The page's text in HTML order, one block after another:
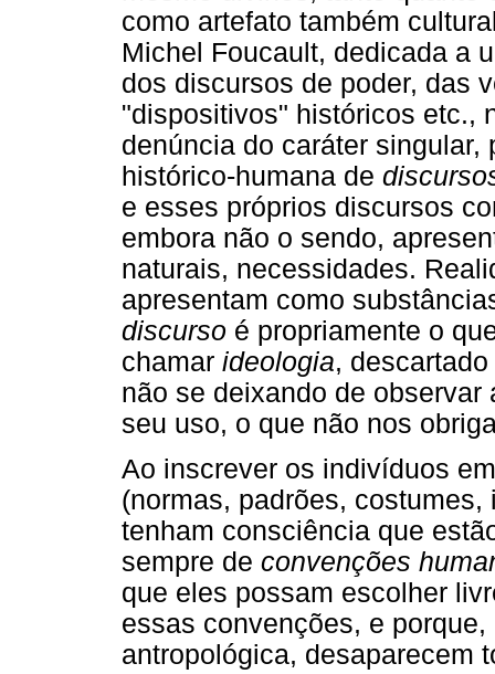
como artefato também
Michel Foucault, dedicada a
dos discursos de poder, das
"dispositivos" históricos etc.,
denúncia do caráter
histórico-humana de
e esses próprios discursos
embora não o sendo,
naturais, necessidades.
apresentam como
discurso é propriamente o
chamar ideologia,
não se deixando de
seu uso, o que não nos
Ao inscrever os indivíduos
(normas, padrões,
tenham consciência que
sempre de convenções
que eles possam escolher
essas convenções, e
antropológica, desaparecem